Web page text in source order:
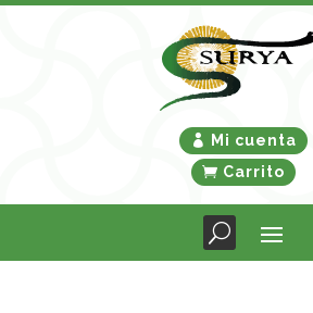
Mi cuenta
Carrito